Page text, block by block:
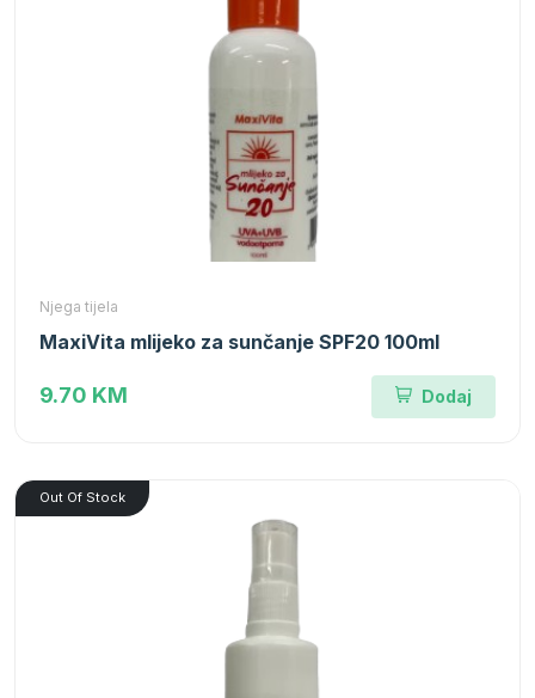
Njega tijela
MaxiVita mlijeko za sunčanje SPF20 100ml
9.70 KM Dodaj
Out Of Stock